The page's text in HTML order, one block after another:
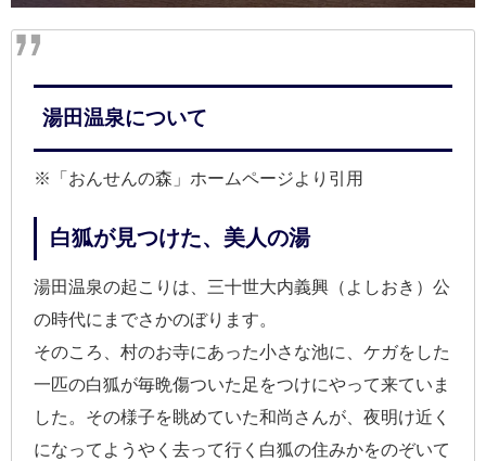
湯田温泉について
※「おんせんの森」ホームページより引用
白狐が見つけた、美人の湯
湯田温泉の起こりは、三十世大内義興（よしおき）公
の時代にまでさかのぼります。
そのころ、村のお寺にあった小さな池に、ケガをした
一匹の白狐が毎晩傷ついた足をつけにやって来ていま
した。その様子を眺めていた和尚さんが、夜明け近く
になってようやく去って行く白狐の住みかをのぞいて